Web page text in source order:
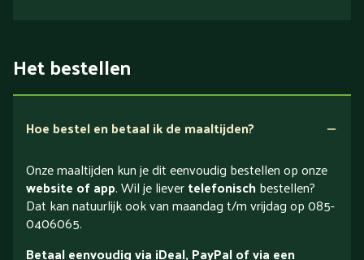
Het bestellen
Hoe bestel en betaal ik de maaltijden?
Onze maaltijden kun je dit eenvoudig bestellen op onze
website of app. Wil je lievertelefonischbestellen?
Dat kan natuurlijk ook van maandag t/m vrijdag op 085-
0406065.
Betaal eenvoudig via iDeal, PayPal of via een